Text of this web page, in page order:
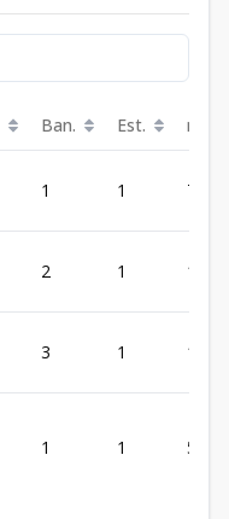
Ban. Est. m²
1 1 70
2 1 100
3 1 118
1 1 50